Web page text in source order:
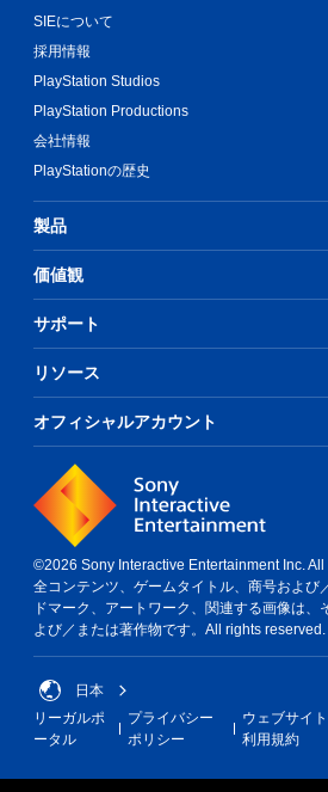
SIEについて
採用情報
PlayStation Studios
PlayStation Productions
会社情報
PlayStationの歴史
製品
価値観
サポート
リソース
オフィシャルアカウント
©2026 Sony Interactive Entertainment Inc.
全コンテンツ、ゲームタイトル、商号および
ドマーク、アートワーク、関連する画像は、
よび／または著作物です。All rights reserved.
日本
リーガルポ
ータル
プライバシー
ポリシー
ウェブサイト
利用規約